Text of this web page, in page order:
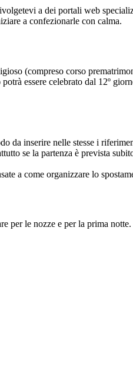
a dei portali web
a confezionarle con calma.
(compreso corso
essere celebrato dal 12º
da inserire nelle stesse i
se la partenza è prevista
a come organizzare lo
per le nozze e per la prima notte.